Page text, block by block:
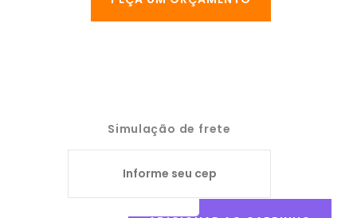
Simulação de frete